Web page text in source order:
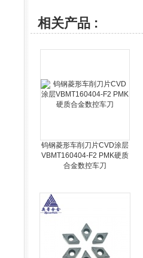
相关产品 :
钨钢菱形车削刀片CVD涂层
VBMT160404-F2 PMK硬质
合金数控车刀